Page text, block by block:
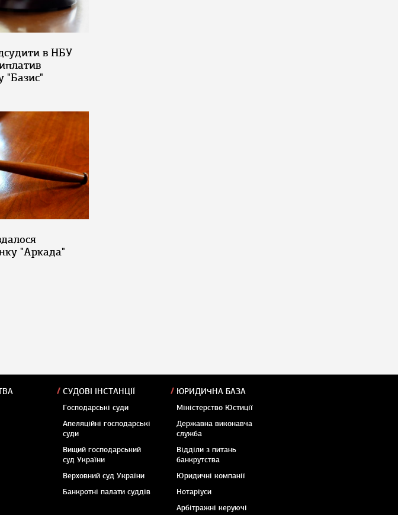
в НБУ
"Базис"
"Аркада"
СУДОВІ ІНСТАНЦІЇ
Господарські суди
Апеляційні господарські
суди
Вищий господарський
суд України
Верховний суд України
Банкротні палати суддів
ЮРИДИЧНА БАЗА
Міністерство Юстиції
Державна виконавча
служба
Відділи з питань
банкрутства
Юридичні компанії
Нотаріуси
Арбітражні керуючі